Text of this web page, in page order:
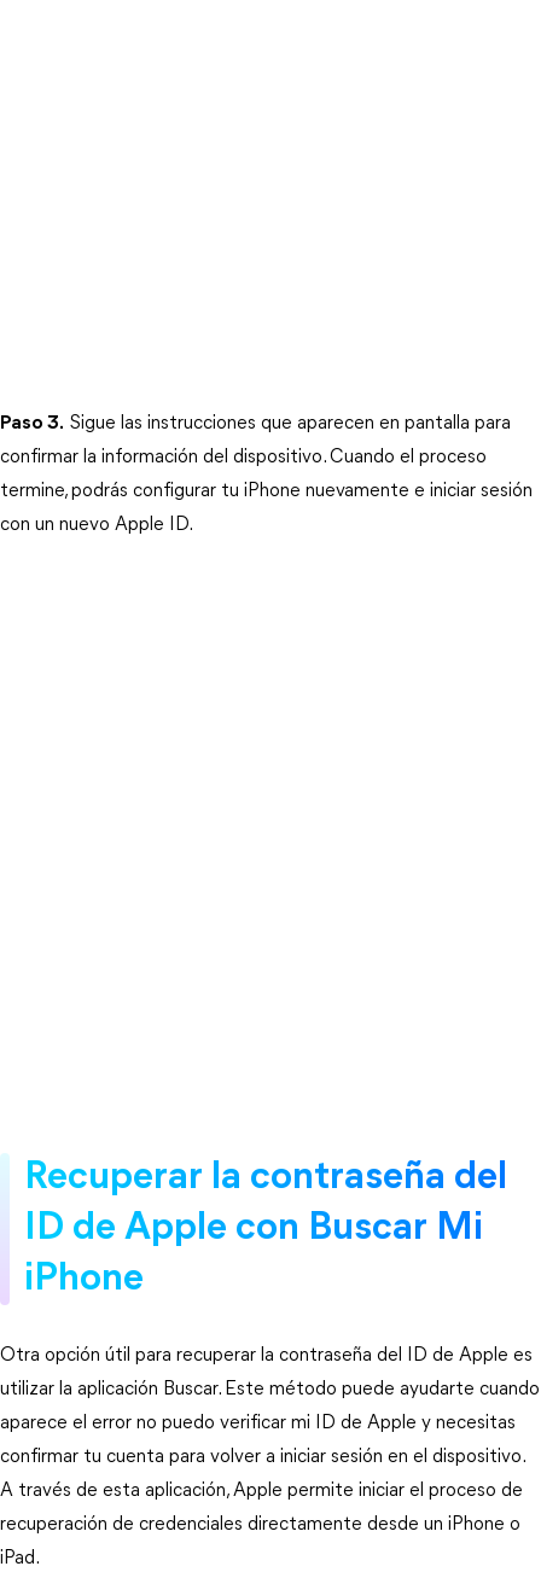
Paso 3. Sigue las instrucciones que aparecen en pantalla para
confirmar la información del dispositivo. Cuando el proceso
termine, podrás configurar tu iPhone nuevamente e iniciar sesión
con un nuevo Apple ID.
Recuperar la contraseña del
ID de Apple con Buscar Mi
iPhone
Otra opción útil para recuperar la contraseña del ID de Apple es
utilizar la aplicación Buscar. Este método puede ayudarte cuando
aparece el error no puedo verificar mi ID de Apple y necesitas
confirmar tu cuenta para volver a iniciar sesión en el dispositivo.
A través de esta aplicación, Apple permite iniciar el proceso de
recuperación de credenciales directamente desde un iPhone o
iPad.